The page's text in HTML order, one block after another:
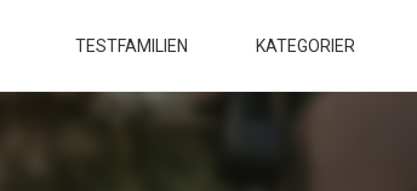
TESTFAMILIEN KATEGORIER